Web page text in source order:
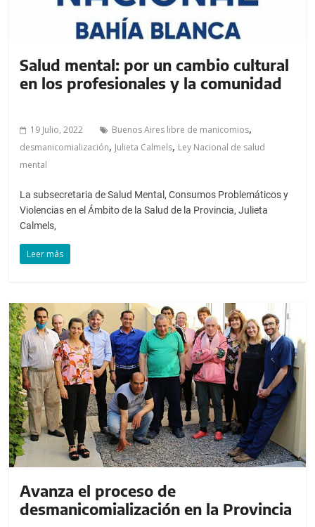
Salud mental: por un cambio cultural
en los profesionales y la comunidad
19 Julio, 2022 Buenos Aires libre de manicomios,
desmanicomialización, Julieta Calmels, Ley Nacional de salud
mental
La subsecretaria de Salud Mental, Consumos Problemáticos y
Violencias en el Ámbito de la Salud de la Provincia, Julieta
Calmels,
Leer más
Avanza el proceso de
desmanicomialización en la Provincia